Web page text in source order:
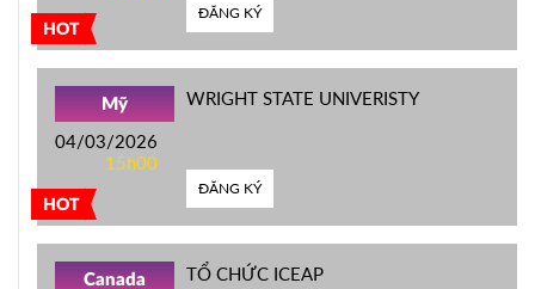
HOT
ĐĂNG KÝ
HOT
Mỹ
04/03/2026
15h00
WRIGHT STATE UNIVERISTY
ĐĂNG KÝ
Canada TỔ CHỨC ICEAP